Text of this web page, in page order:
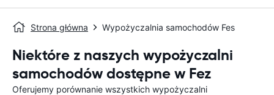
Strona główna Wypożyczalnia samochodów Fes
Niektóre z naszych wypożyczalni
samochodów dostępne w Fez
Oferujemy porównanie wszystkich wypożyczalni